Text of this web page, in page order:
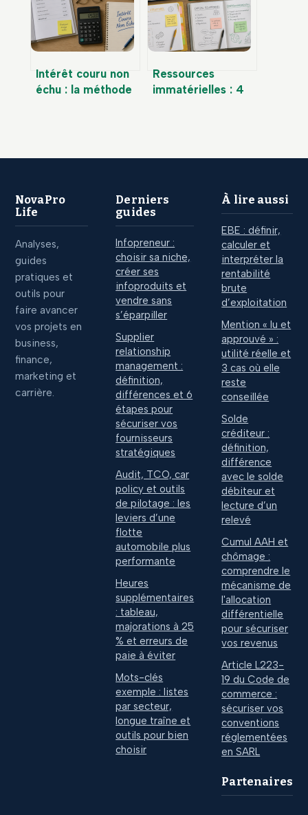
tout
Intérêt couru non
échu : la méthode
Ressources
immatérielles : 4
NovaPro
Life
Analyses,
guides
pratiques et
outils pour
faire avancer
vos projets en
business,
finance,
marketing et
carrière.
Derniers
guides
Infopreneur :
choisir sa niche,
créer ses
infoproduits et
vendre sans
s’éparpiller
Supplier
relationship
management :
définition,
différences et 6
étapes pour
sécuriser vos
fournisseurs
stratégiques
Audit, TCO, car
policy et outils
de pilotage : les
leviers d’une
flotte
automobile plus
performante
Heures
supplémentaires
: tableau,
majorations à 25
% et erreurs de
paie à éviter
Mots-clés
exemple : listes
par secteur,
longue traîne et
outils pour bien
choisir
À lire aussi
EBE : définir,
calculer et
interpréter la
rentabilité
brute
d’exploitation
Mention « lu et
approuvé » :
utilité réelle et
3 cas où elle
reste
conseillée
Solde
créditeur :
définition,
différence
avec le solde
débiteur et
lecture d’un
relevé
Cumul AAH et
chômage :
comprendre le
mécanisme de
l'allocation
différentielle
pour sécuriser
vos revenus
Article L223-
19 du Code de
commerce :
sécuriser vos
conventions
réglementées
en SARL
Partenaires